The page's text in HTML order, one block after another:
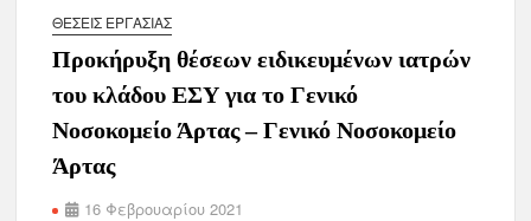
ΘΈΣΕΙΣ ΕΡΓΑΣΊΑΣ
Προκήρυξη θέσεων ειδικευμένων ιατρών
του κλάδου ΕΣΥ για το Γενικό
Νοσοκομείο Άρτας – Γενικό Νοσοκομείο
Άρτας
16 Φεβρουαρίου 2021